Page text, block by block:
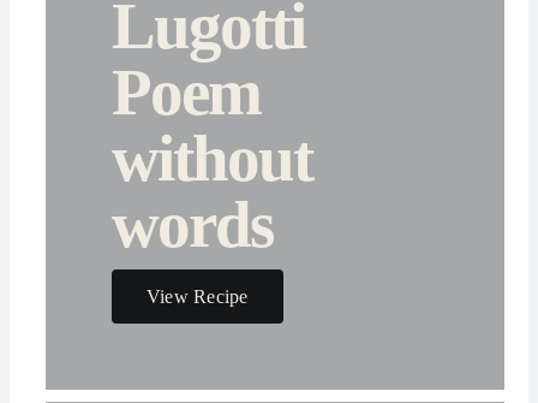
Lugotti
Poem
without
words
View Recipe